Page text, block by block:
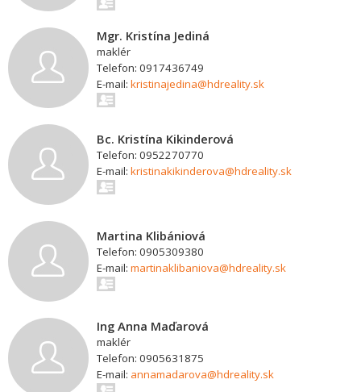
Mgr. Kristína Jediná
maklér
Telefon: 0917436749
E-mail: kristinajedina@hdreality.sk
Bc. Kristína Kikinderová
Telefon: 0952270770
E-mail: kristinakikinderova@hdreality.sk
Martina Klibániová
Telefon: 0905309380
E-mail: martinaklibaniova@hdreality.sk
Ing Anna Maďarová
maklér
Telefon: 0905631875
E-mail: annamadarova@hdreality.sk